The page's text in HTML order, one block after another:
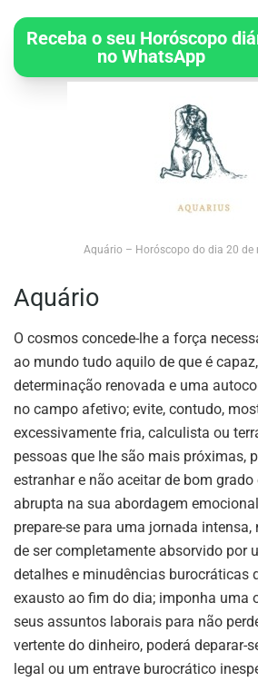
Receba o seu Horóscopo
no WhatsApp
Aquário – Horóscopo do dia 20 de
Aquário
O cosmos concede-lhe a força
ao mundo tudo aquilo de que é
determinação renovada e uma
no campo afetivo; evite, contudo,
excessivamente fria, calculista ou
pessoas que lhe são mais próximas,
estranhar e não aceitar de bom
abrupta na sua abordagem
prepare-se para uma jornada
de ser completamente absorvido por
detalhes e minudências burocráticas
exausto ao fim do dia; imponha uma
seus assuntos laborais para não
vertente do dinheiro, poderá deparar-
legal ou um entrave burocrático